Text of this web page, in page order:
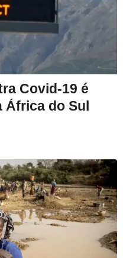
Covid-19 é
do Sul